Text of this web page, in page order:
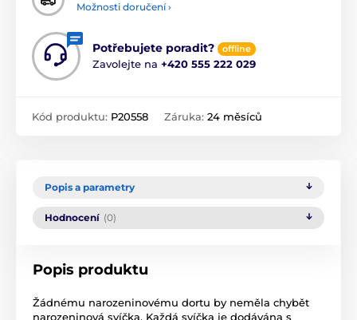
Možnosti doručení ›
Potřebujete poradit? offline
Zavolejte na +420 555 222 029
Kód produktu: P20558 Záruka: 24 měsíců
Popis a parametry
Hodnocení (0)
Popis produktu
Žádnému narozeninovému dortu by neměla chybět
narozeninová svíčka. Každá svíčka je dodávána s